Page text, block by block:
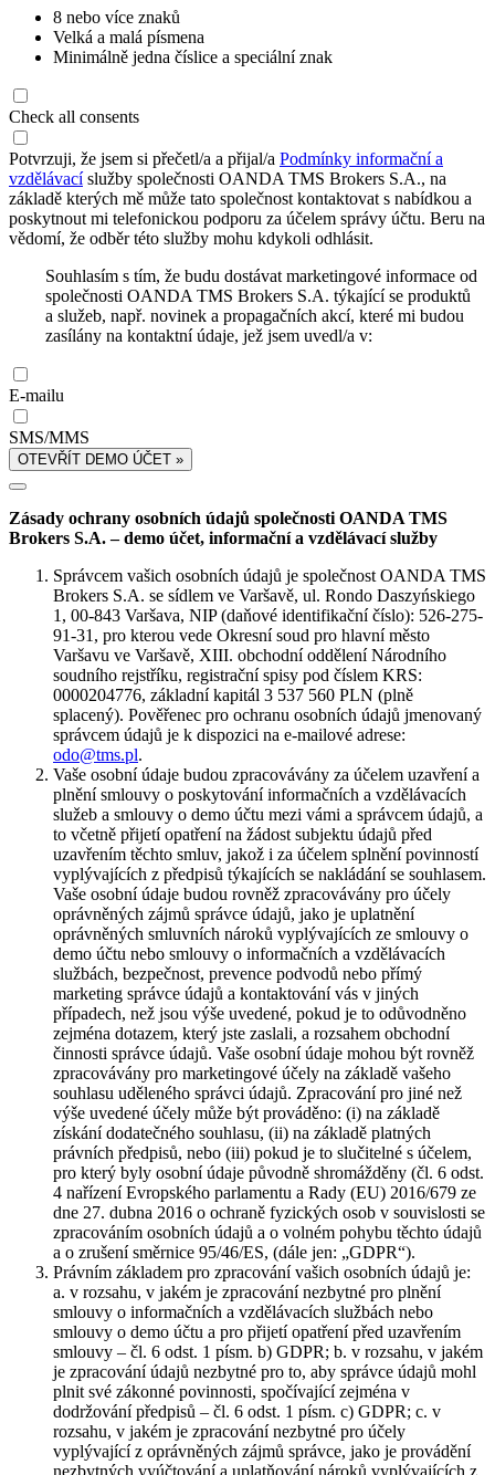
8 nebo více znaků
Velká a malá písmena
Minimálně jedna číslice a speciální znak
Check all consents
Potvrzuji, že jsem si přečetl/a a přijal/a Podmínky informační a
vzdělávacíslužby společnosti OANDA TMS Brokers S.A., na
základě kterých mě může tato společnost kontaktovat s nabídkou a
poskytnout mi telefonickou podporu za účelem správy účtu. Beru na
vědomí, že odběr této služby mohu kdykoli odhlásit.
Souhlasím s tím, že budu dostávat marketingové informace od
společnosti OANDA TMS Brokers S.A. týkající se produktů
a služeb, např. novinek a propagačních akcí, které mi budou
zasílány na kontaktní údaje, jež jsem uvedl/a v:
E-mailu
SMS/MMS
OTEVŘÍT DEMO ÚČET »
Zásady ochrany osobních údajů společnosti OANDA TMS
Brokers S.A. – demo účet, informační a vzdělávací služby
Správcem vašich osobních údajů je společnost OANDA TMS
Brokers S.A. se sídlem ve Varšavě, ul. Rondo Daszyńskiego
1, 00-843 Varšava, NIP (daňové identifikační číslo): 526-275-
91-31, pro kterou vede Okresní soud pro hlavní město
Varšavu ve Varšavě, XIII. obchodní oddělení Národního
soudního rejstříku, registrační spisy pod číslem KRS:
0000204776, základní kapitál 3 537 560 PLN (plně
splacený). Pověřenec pro ochranu osobních údajů jmenovaný
správcem údajů je k dispozici na e-mailové adrese:
odo@tms.pl.
Vaše osobní údaje budou zpracovávány za účelem uzavření a
plnění smlouvy o poskytování informačních a vzdělávacích
služeb a smlouvy o demo účtu mezi vámi a správcem údajů, a
to včetně přijetí opatření na žádost subjektu údajů před
uzavřením těchto smluv, jakož i za účelem splnění povinností
vyplývajících z předpisů týkajících se nakládání se souhlasem.
Vaše osobní údaje budou rovněž zpracovávány pro účely
oprávněných zájmů správce údajů, jako je uplatnění
oprávněných smluvních nároků vyplývajících ze smlouvy o
demo účtu nebo smlouvy o informačních a vzdělávacích
službách, bezpečnost, prevence podvodů nebo přímý
marketing správce údajů a kontaktování vás v jiných
případech, než jsou výše uvedené, pokud je to odůvodněno
zejména dotazem, který jste zaslali, a rozsahem obchodní
činnosti správce údajů. Vaše osobní údaje mohou být rovněž
zpracovávány pro marketingové účely na základě vašeho
souhlasu uděleného správci údajů. Zpracování pro jiné než
výše uvedené účely může být prováděno: (i) na základě
získání dodatečného souhlasu, (ii) na základě platných
právních předpisů, nebo (iii) pokud je to slučitelné s účelem,
pro který byly osobní údaje původně shromážděny (čl. 6 odst.
4 nařízení Evropského parlamentu a Rady (EU) 2016/679 ze
dne 27. dubna 2016 o ochraně fyzických osob v souvislosti se
zpracováním osobních údajů a o volném pohybu těchto údajů
a o zrušení směrnice 95/46/ES, (dále jen: „GDPR“).
Právním základem pro zpracování vašich osobních údajů je:
a. v rozsahu, v jakém je zpracování nezbytné pro plnění
smlouvy o informačních a vzdělávacích službách nebo
smlouvy o demo účtu a pro přijetí opatření před uzavřením
smlouvy – čl. 6 odst. 1 písm. b) GDPR; b. v rozsahu, v jakém
je zpracování údajů nezbytné pro to, aby správce údajů mohl
plnit své zákonné povinnosti, spočívající zejména v
dodržování předpisů – čl. 6 odst. 1 písm. c) GDPR; c. v
rozsahu, v jakém je zpracování nezbytné pro účely
vyplývající z oprávněných zájmů správce, jako je provádění
nezbytných vyúčtování a uplatňování nároků vyplývajících z